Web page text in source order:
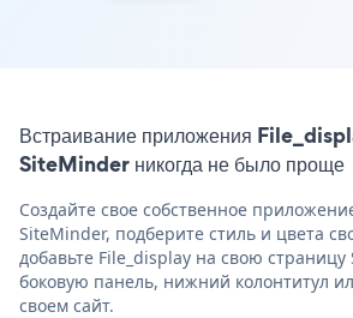
Встраивание приложения
SiteMinder никогда не было проще
Создайте свое собственное
SiteMinder, подберите стиль и цвета
добавьте File_display на свою страницу
боковую панель, нижний колонтитул
своем сайт.